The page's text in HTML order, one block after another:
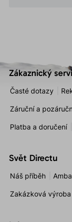
Zákaznický
Časté dotazy
Záruční a
Platba a doručení
Svět Directu
Náš příběh
Zakázková výroba